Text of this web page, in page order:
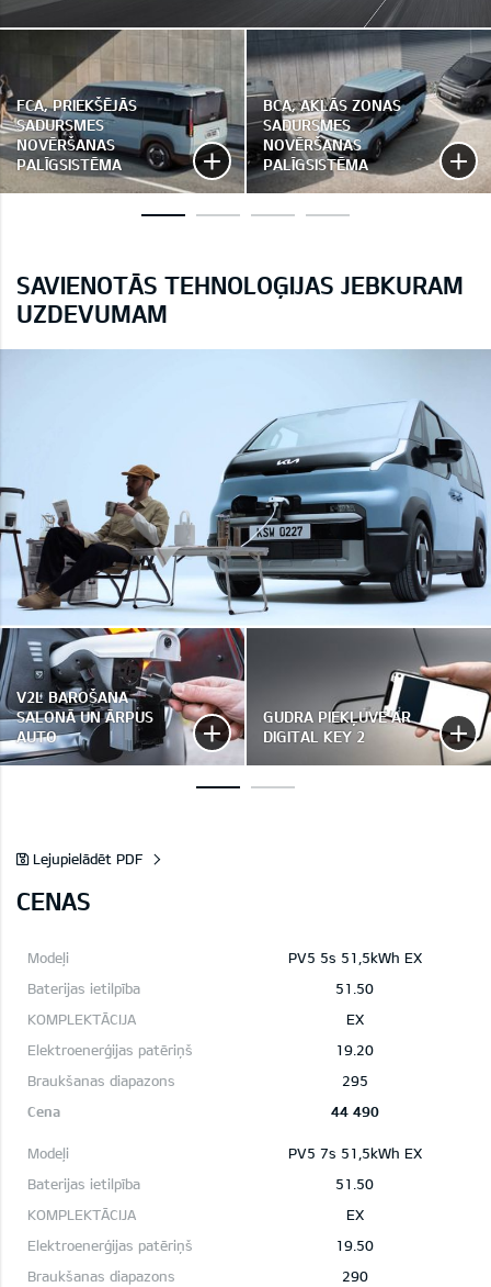
FCA, PRIEKŠĒJĀS
SADURSMES
NOVĒRŠANAS
PALĪGSISTĒMA
BCA, AKLĀS ZONAS
SADURSMES
NOVĒRŠANAS
PALĪGSISTĒMA
SAVIENOTĀS TEHNOLOĢIJAS JEBKURAM
UZDEVUMAM
V2L BAROŠANA
SALONĀ UN ĀRPUS
AUTO
GUDRA PIEKĻUVE AR
DIGITAL KEY 2
Lejupielādēt PDF
CENAS
PV5 5s 51,5kWh EX
51.50
EX
19.20
295
44 490
PV5 7s 51,5kWh EX
51.50
EX
19.50
290